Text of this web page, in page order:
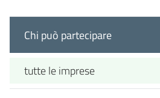
Chi può partecipare
tutte le imprese